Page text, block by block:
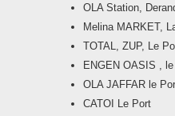
OLA Station,
Melina MARKET,
TOTAL, ZUP, Le
ENGEN OASIS ,
OLA JAFFAR le
CATOI Le Port